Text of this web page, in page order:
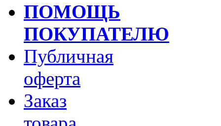
ПОМОЩЬ
ПОКУПАТЕЛЮ
Публичная
оферта
Заказ